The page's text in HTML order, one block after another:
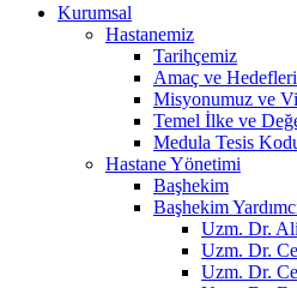
Kurumsal
Hastanemiz
Tarihçemiz
Amaç ve
Misyonumuz ve
Temel İlke ve
Medula Tesis
Hastane Yönetimi
Başhekim
Başhekim
Uzm. Dr.
Uzm. Dr.
Uzm. Dr.